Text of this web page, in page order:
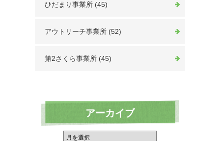
ひだまり事業所 (45)
アウトリーチ事業所 (52)
第2さくら事業所 (45)
アーカイブ